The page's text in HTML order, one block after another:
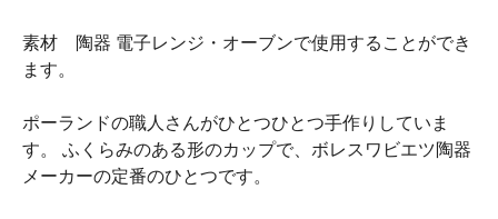
素材 陶器 電子レンジ・オーブンで使用することができ
ます。
ポーランドの職人さんがひとつひとつ手作りしていま
す。 ふくらみのある形のカップで、ボレスワビエツ陶器
メーカーの定番のひとつです。